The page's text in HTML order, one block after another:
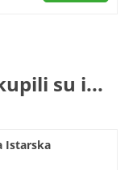
su i...
Istarska